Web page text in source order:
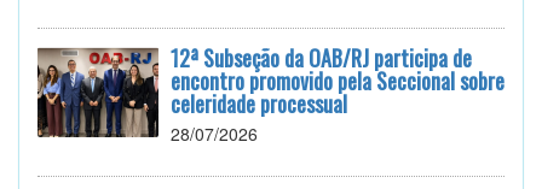
12ª Subseção da OAB/RJ participa de
encontro promovido pela Seccional sobre
celeridade processual
28/07/2026